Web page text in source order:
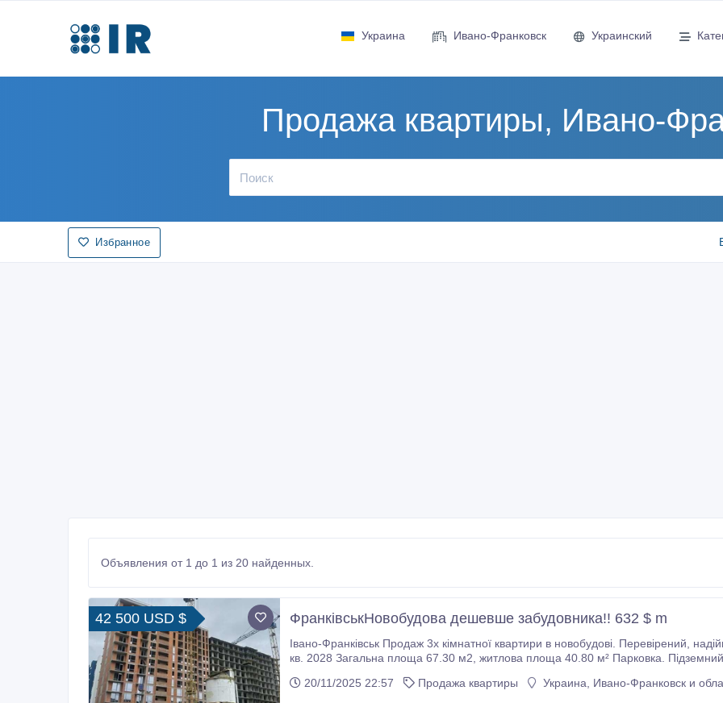
Украина Ивано-Франковск Украинский
Продажа квартиры, Ивано-
Избранное
Объявления от 1 до 1 из 20 найденных.
42 500 USD $ ФранківськНовобудова дешевше забудовника!! 632 $ m
Івано-Франківськ Продаж 3х кімнатної квартири в новобудові. Перевірений, надійний забудовник Vertical Development Дата здачі: 2
кв. 2028 Загальна площа 67.30 м2, житлова площа 40.80 м² Парковка. Підземний та наземний паркінги, автостоянка. Територія:
20/11/2025 22:57
Продажа квартиры Украина, Ивано-Франковск и